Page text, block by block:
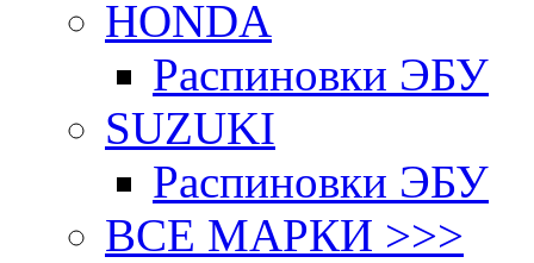
HONDA
Распиновки ЭБУ
SUZUKI
Распиновки ЭБУ
ВСЕ МАРКИ >>>